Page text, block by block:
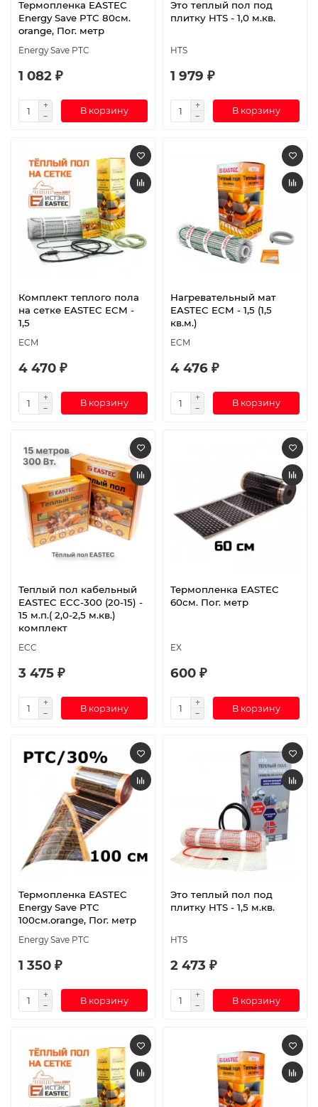
Термопленка EASTEC
Energy Save PTC 80см.
orange, Пог. метр
Energy Save PTC
1 082 ₽
В корзину
Это теплый пол под
плитку HTS - 1,0 м.кв.
HTS
1 979 ₽
В корзину
Комплект теплого пола
на сетке EASTEC ECM -
1,5
ECM
4 470 ₽
В корзину
Нагревательный мат
EASTEC ECM - 1,5 (1,5
кв.м.)
ECM
4 476 ₽
В корзину
Теплый пол кабельный
EASTEC ECC-300 (20-15) -
15 м.п.( 2,0-2,5 м.кв.)
комплект
ECC
3 475 ₽
В корзину
Термопленка EASTEC
60см. Пог. метр
EX
600 ₽
В корзину
Термопленка EASTEC
Energy Save PTC
100см.orange, Пог. метр
Energy Save PTC
1 350 ₽
В корзину
Это теплый пол под
плитку HTS - 1,5 м.кв.
HTS
2 473 ₽
В корзину